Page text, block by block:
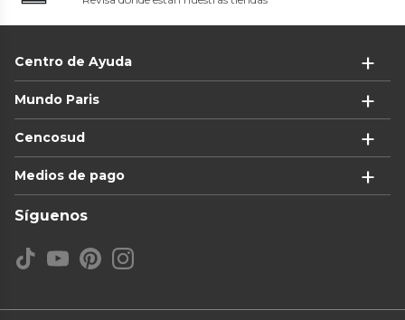
Centro de Ayuda
Mundo Paris
Cencosud
Medios de pago
Síguenos